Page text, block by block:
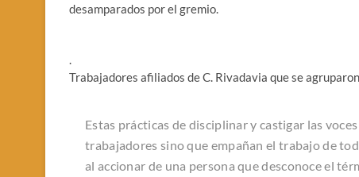
desamparados por el gremio.
.
Trabajadores afiliados de C. Rivadavia que se
Estas prácticas de disciplinar y castigar las
trabajadores sino que empañan el trabajo de
al accionar de una persona que desconoce el